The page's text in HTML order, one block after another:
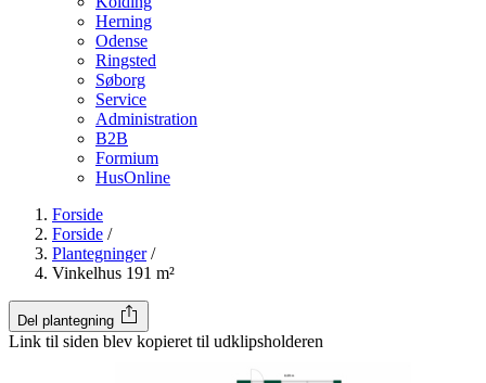
Herning
Odense
Ringsted
Søborg
Service
Administration
B2B
Formium
HusOnline
Forside
Forside /
Plantegninger /
Vinkelhus 191 m²
Del plantegning
Link til siden blev kopieret til udklipsholderen